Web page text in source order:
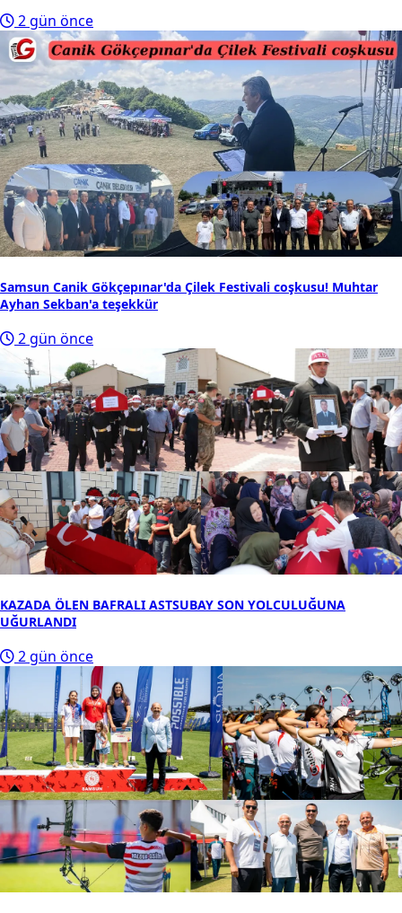
2 gün önce
Samsun Canik Gökçepınar'da Çilek Festivali coşkusu! Muhtar
Ayhan Sekban'a teşekkür
2 gün önce
KAZADA ÖLEN BAFRALI ASTSUBAY SON YOLCULUĞUNA
UĞURLANDI
2 gün önce